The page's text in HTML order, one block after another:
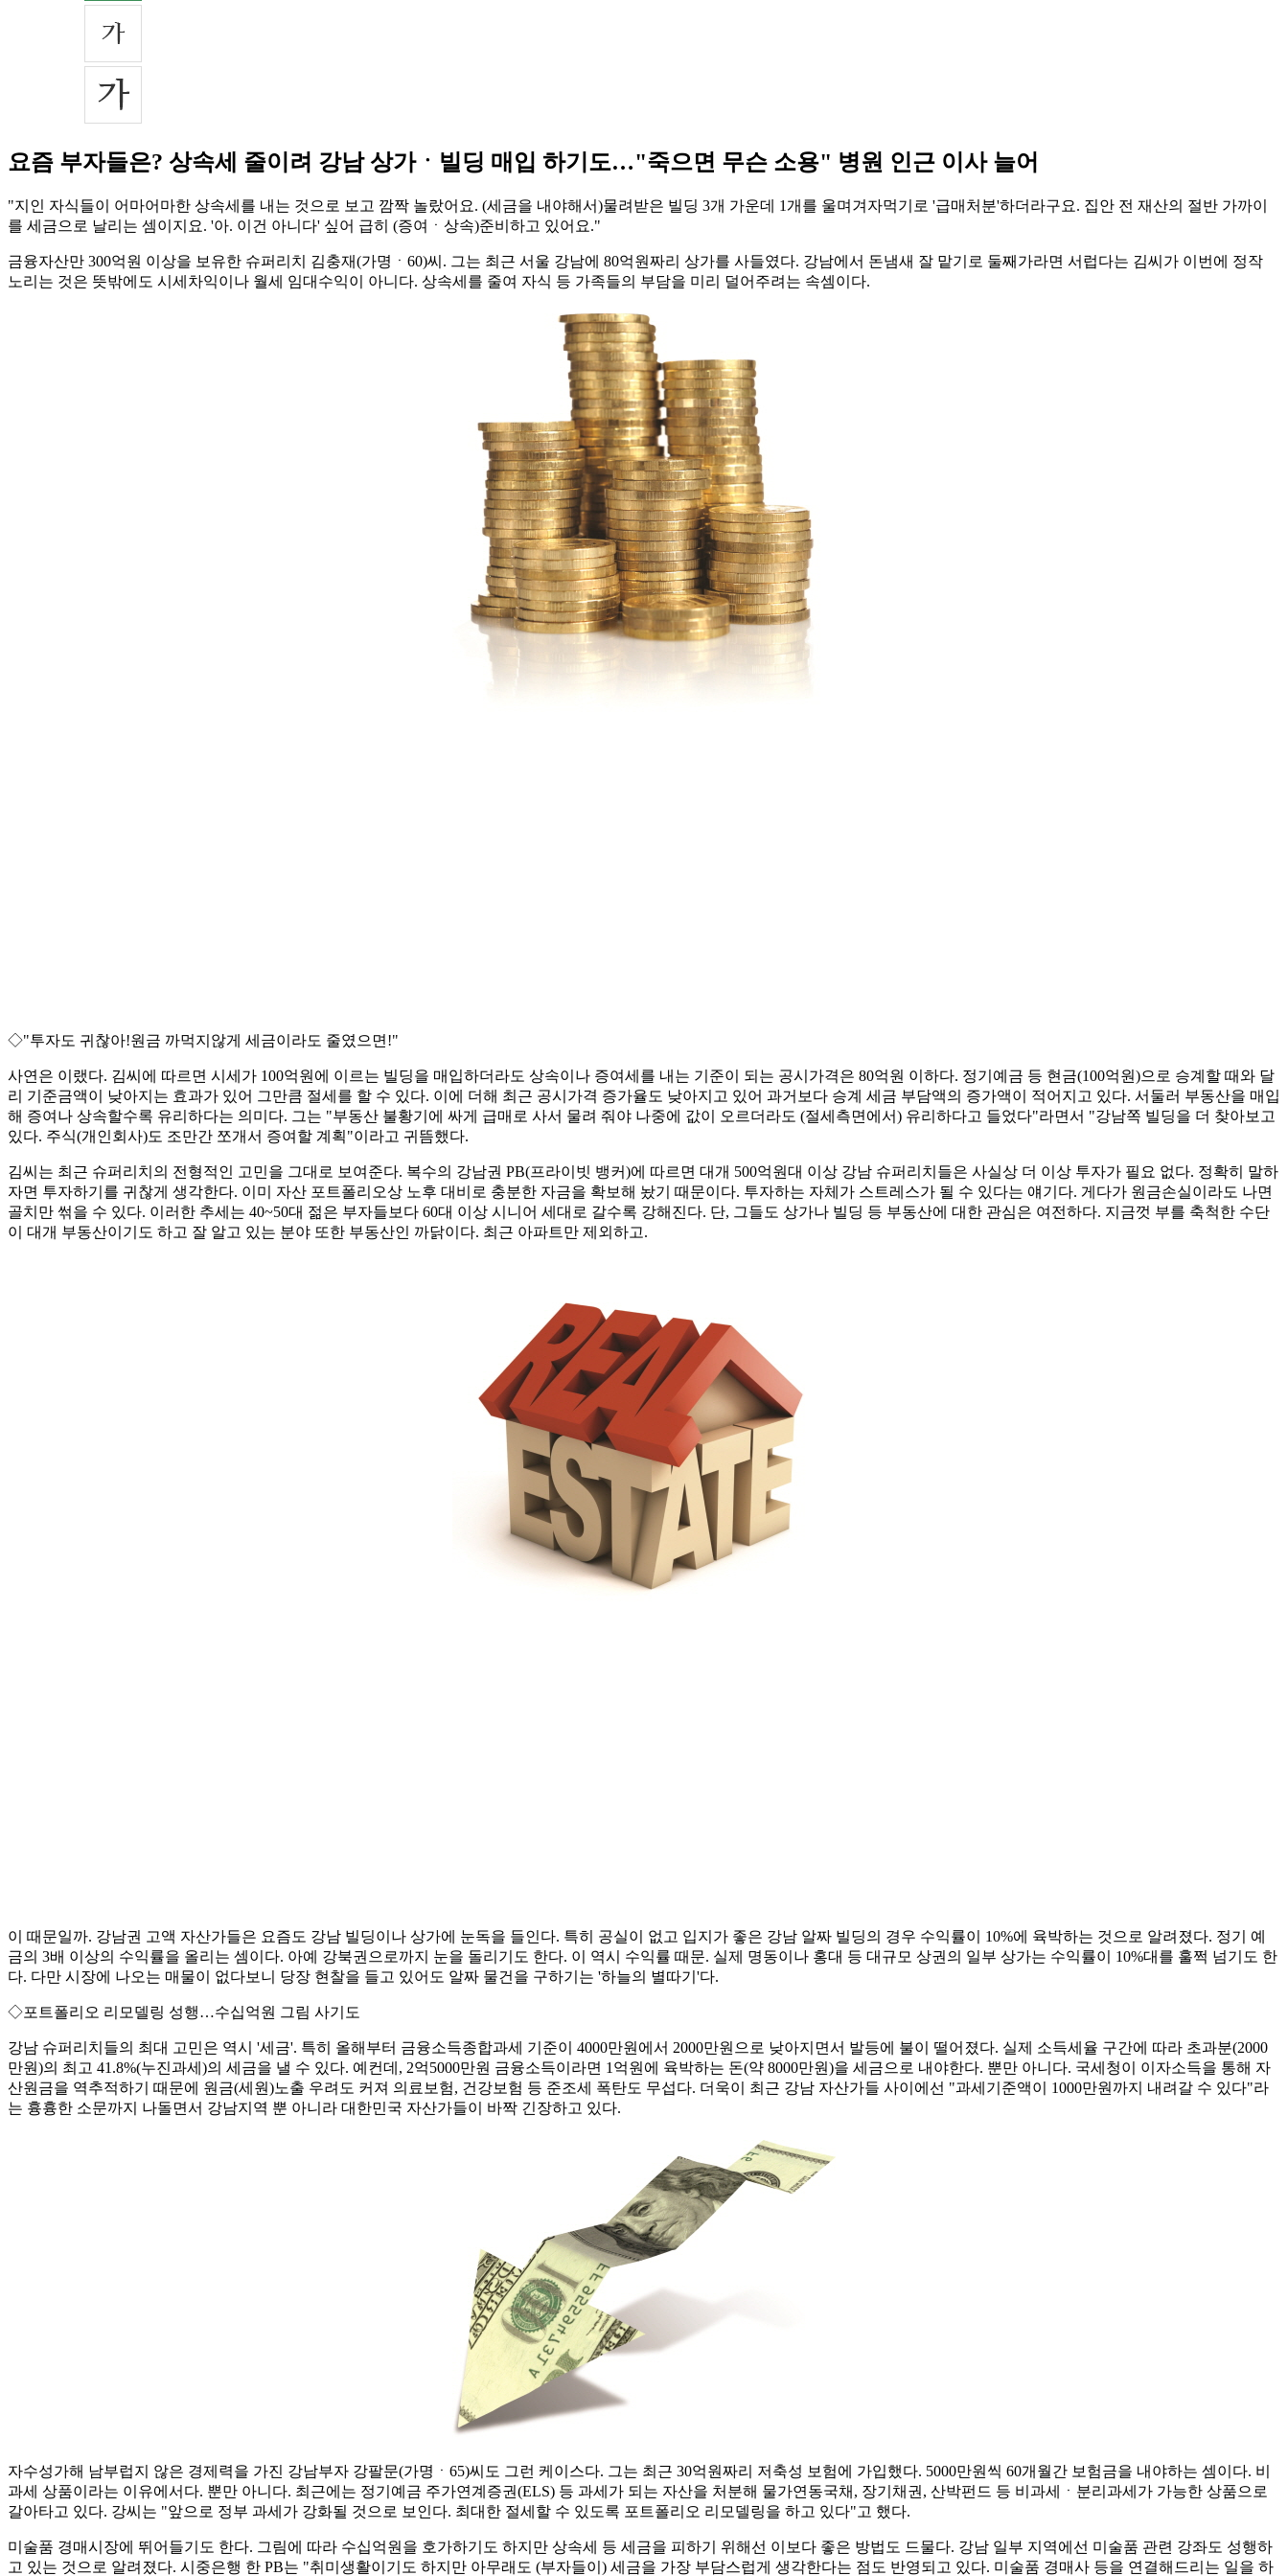
요즘 부자들은? 상속세 줄이려 강남 상가ㆍ빌딩 매입 하기도…"죽으면 무슨 소용" 병원 인근 이사 늘어
"지인 자식들이 어마어마한 상속세를 내는 것으로 보고 깜짝 놀랐어요. (세금을 내야해서)물려받은 빌딩 3개 가운데 1개를 울며겨자먹기로 '급매처분'하더라구요. 집안 전 재산의 절반 가까이
를 세금으로 날리는 셈이지요. '아. 이건 아니다' 싶어 급히 (증여ㆍ상속)준비하고 있어요."
금융자산만 300억원 이상을 보유한 슈퍼리치 김충재(가명ㆍ60)씨. 그는 최근 서울 강남에 80억원짜리 상가를 사들였다. 강남에서 돈냄새 잘 맡기로 둘째가라면 서럽다는 김씨가 이번에 정작
노리는 것은 뜻밖에도 시세차익이나 월세 임대수익이 아니다. 상속세를 줄여 자식 등 가족들의 부담을 미리 덜어주려는 속셈이다.
◇"투자도 귀찮아!원금 까먹지않게 세금이라도 줄였으면!"
사연은 이랬다. 김씨에 따르면 시세가 100억원에 이르는 빌딩을 매입하더라도 상속이나 증여세를 내는 기준이 되는 공시가격은 80억원 이하다. 정기예금 등 현금(100억원)으로 승계할 때와 달
리 기준금액이 낮아지는 효과가 있어 그만큼 절세를 할 수 있다. 이에 더해 최근 공시가격 증가율도 낮아지고 있어 과거보다 승계 세금 부담액의 증가액이 적어지고 있다. 서둘러 부동산을 매입
해 증여나 상속할수록 유리하다는 의미다. 그는 "부동산 불황기에 싸게 급매로 사서 물려 줘야 나중에 값이 오르더라도 (절세측면에서) 유리하다고 들었다"라면서 "강남쪽 빌딩을 더 찾아보고
있다. 주식(개인회사)도 조만간 쪼개서 증여할 계획"이라고 귀뜸했다.
김씨는 최근 슈퍼리치의 전형적인 고민을 그대로 보여준다. 복수의 강남권 PB(프라이빗 뱅커)에 따르면 대개 500억원대 이상 강남 슈퍼리치들은 사실상 더 이상 투자가 필요 없다. 정확히 말하
자면 투자하기를 귀찮게 생각한다. 이미 자산 포트폴리오상 노후 대비로 충분한 자금을 확보해 놨기 때문이다. 투자하는 자체가 스트레스가 될 수 있다는 얘기다. 게다가 원금손실이라도 나면
골치만 썪을 수 있다. 이러한 추세는 40~50대 젊은 부자들보다 60대 이상 시니어 세대로 갈수록 강해진다. 단, 그들도 상가나 빌딩 등 부동산에 대한 관심은 여전하다. 지금껏 부를 축척한 수단
이 대개 부동산이기도 하고 잘 알고 있는 분야 또한 부동산인 까닭이다. 최근 아파트만 제외하고.
이 때문일까. 강남권 고액 자산가들은 요즘도 강남 빌딩이나 상가에 눈독을 들인다. 특히 공실이 없고 입지가 좋은 강남 알짜 빌딩의 경우 수익률이 10%에 육박하는 것으로 알려졌다. 정기 예
금의 3배 이상의 수익률을 올리는 셈이다. 아예 강북권으로까지 눈을 돌리기도 한다. 이 역시 수익률 때문. 실제 명동이나 홍대 등 대규모 상권의 일부 상가는 수익률이 10%대를 훌쩍 넘기도 한
다. 다만 시장에 나오는 매물이 없다보니 당장 현찰을 들고 있어도 알짜 물건을 구하기는 '하늘의 별따기'다.
◇포트폴리오 리모델링 성행…수십억원 그림 사기도
강남 슈퍼리치들의 최대 고민은 역시 '세금'. 특히 올해부터 금융소득종합과세 기준이 4000만원에서 2000만원으로 낮아지면서 발등에 불이 떨어졌다. 실제 소득세율 구간에 따라 초과분(2000
만원)의 최고 41.8%(누진과세)의 세금을 낼 수 있다. 예컨데, 2억5000만원 금융소득이라면 1억원에 육박하는 돈(약 8000만원)을 세금으로 내야한다. 뿐만 아니다. 국세청이 이자소득을 통해 자
산원금을 역추적하기 때문에 원금(세원)노출 우려도 커져 의료보험, 건강보험 등 준조세 폭탄도 무섭다. 더욱이 최근 강남 자산가들 사이에선 "과세기준액이 1000만원까지 내려갈 수 있다"라
는 흉흉한 소문까지 나돌면서 강남지역 뿐 아니라 대한민국 자산가들이 바짝 긴장하고 있다.
자수성가해 남부럽지 않은 경제력을 가진 강남부자 강팔문(가명ㆍ65)씨도 그런 케이스다. 그는 최근 30억원짜리 저축성 보험에 가입했다. 5000만원씩 60개월간 보험금을 내야하는 셈이다. 비
과세 상품이라는 이유에서다. 뿐만 아니다. 최근에는 정기예금 주가연계증권(ELS) 등 과세가 되는 자산을 처분해 물가연동국채, 장기채권, 산박펀드 등 비과세ㆍ분리과세가 가능한 상품으로
갈아타고 있다. 강씨는 "앞으로 정부 과세가 강화될 것으로 보인다. 최대한 절세할 수 있도록 포트폴리오 리모델링을 하고 있다"고 했다.
미술품 경매시장에 뛰어들기도 한다. 그림에 따라 수십억원을 호가하기도 하지만 상속세 등 세금을 피하기 위해선 이보다 좋은 방법도 드물다. 강남 일부 지역에선 미술품 관련 강좌도 성행하
고 있는 것으로 알려졌다. 시중은행 한 PB는 "취미생활이기도 하지만 아무래도 (부자들이) 세금을 가장 부담스럽게 생각한다는 점도 반영되고 있다. 미술품 경매사 등을 연결해드리는 일을 하